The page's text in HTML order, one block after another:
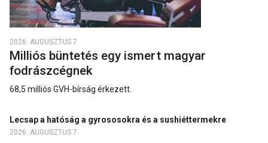
2026. AUGUSZTUS 7.
Milliós büntetés egy ismert magyar
fodrászcégnek
68,5 milliós GVH-bírság érkezett.
Lecsap a hatóság a gyrososokra és a sushiéttermekre
2026. AUGUSZTUS 7.